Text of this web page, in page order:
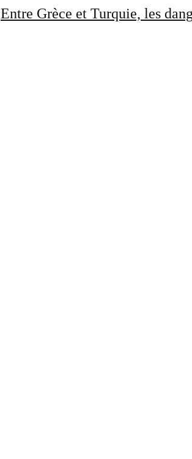
Entre Grèce et Turquie, les